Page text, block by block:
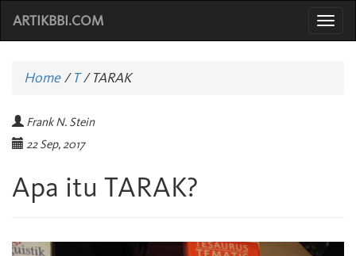
ARTIKBBI.COM
Home/T /TARAK
Frank N. Stein
22 Sep, 2017
Apa itu TARAK?